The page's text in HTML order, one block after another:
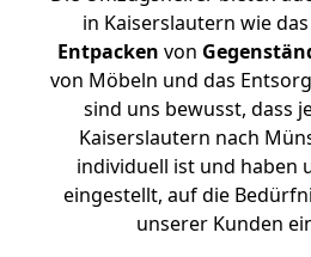
in Kaiserslautern wie das
Entpacken von
von Möbeln und das
sind uns bewusst, dass
Kaiserslautern nach
individuell ist und haben
eingestellt, auf die
unserer Kunden